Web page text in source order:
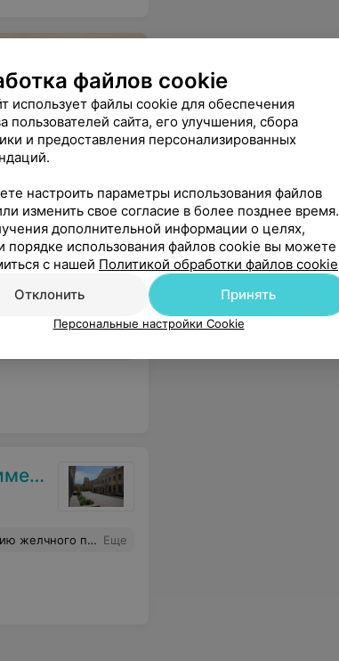
яичников и
СПКЯ, лечить
отношение к пациентам. Всем желаю крепкого здоровья и долгих счастливых лет жизни. С уважением, Светлана Астраух
Спасибо за Ваш бесценный труд! Еще
файлов cookie
использует файлы cookie для обеспечения
пользователей сайта, его улучшения, сбора
и предоставления персонализированных
настроить параметры использования файлов
изменить свое согласие в более позднее время.
дополнительной информации о целях,
порядке использования файлов cookie вы можете
с нашей Политикой обработки файлов cookie
Отклонить
Принять
Персональные настройки Cookie